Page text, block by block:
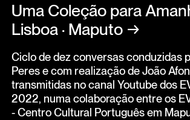
Uma Coleção para
Lisboa · Maputo →
Ciclo de dez conversas conduzidas
Peres e com realização de João
transmitidas no canal Youtube dos
2022, numa colaboração entre os
- Centro Cultural Português em